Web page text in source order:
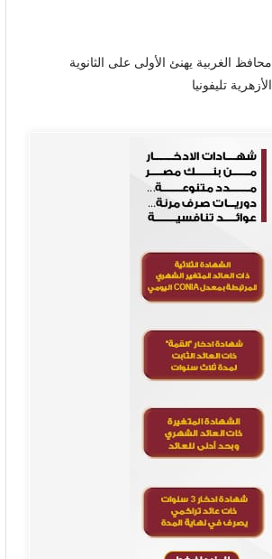
محافظ الغربية يهنئ الأولى على الثانوية
الأزهرية تليفونيا